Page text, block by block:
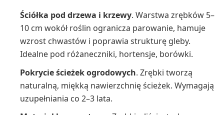
Ściółka pod drzewa i krzewy. Warstwa zrębków 5–
10 cm wokół roślin ogranicza parowanie, hamuje
wzrost chwastów i poprawia strukturę gleby.
Idealne pod różaneczniki, hortensje, borówki.
Pokrycie ścieżek ogrodowych. Zrębki tworzą
naturalną, miękką nawierzchnię ścieżek. Wymagają
uzupełniania co 2–3 lata.